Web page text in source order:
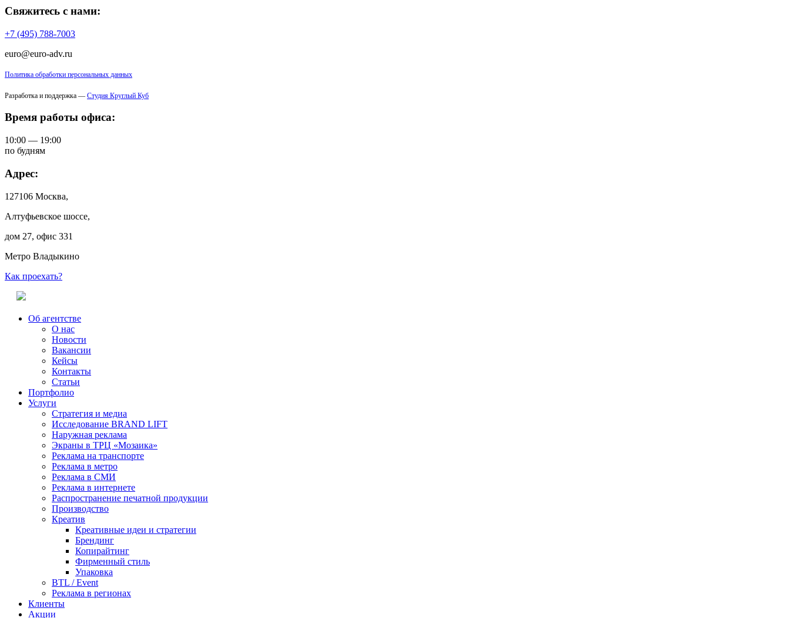
Свяжитесь с нами:
+7 (495) 788-7003
euro@euro-adv.ru
Политика обработки персональных данных
Разработка и поддержка — Студия Круглый Куб
Время работы офиса:
10:00 — 19:00
по будням
Адрес:
127106 Москва,
Алтуфьевское шоссе,
дом 27, офис 331
Метро Владыкино
Как проехать?
Об агентстве
О нас
Новости
Вакансии
Кейсы
Контакты
Статьи
Портфолио
Услуги
Стратегия и медиа
Исследование BRAND LIFT
Наружная реклама
Экраны в ТРЦ «Мозаика»
Реклама на транспорте
Реклама в метро
Реклама в СМИ
Реклама в интернете
Распространение печатной продукции
Производство
Креатив
Креативные идеи и стратегии
Брендинг
Копирайтинг
Фирменный стиль
Упаковка
BTL / Event
Реклама в регионах
Клиенты
Акции